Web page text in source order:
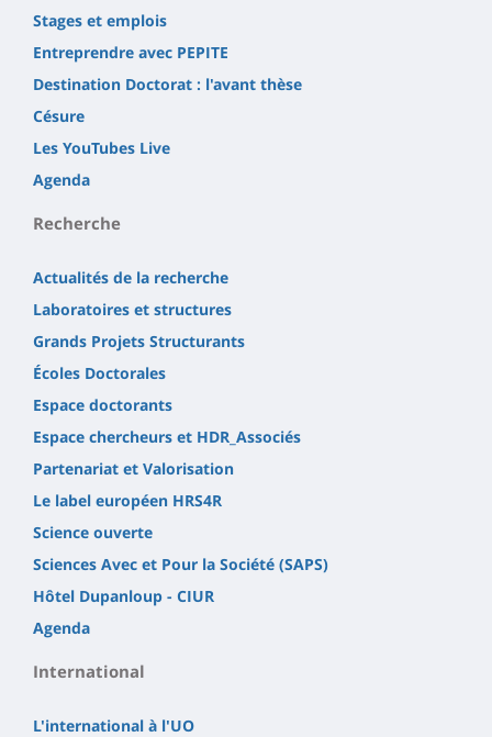
Stages et emplois
Entreprendre avec PEPITE
Destination Doctorat : l'avant thèse
Césure
Les YouTubes Live
Agenda
Recherche
Actualités de la recherche
Laboratoires et structures
Grands Projets Structurants
Écoles Doctorales
Espace doctorants
Espace chercheurs et HDR_Associés
Partenariat et Valorisation
Le label européen HRS4R
Science ouverte
Sciences Avec et Pour la Société (SAPS)
Hôtel Dupanloup - CIUR
Agenda
International
L'international à l'UO